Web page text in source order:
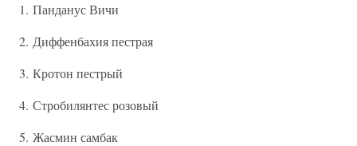
1. Панданус Вичи
2. Диффенбахия пестрая
3. Кротон пестрый
4. Стробилянтес розовый
5. Жасмин самбак